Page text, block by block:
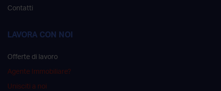
Contatti
LAVORA CON NOI
Offerte di lavoro
Agente Immobiliare?
Unisciti a noi